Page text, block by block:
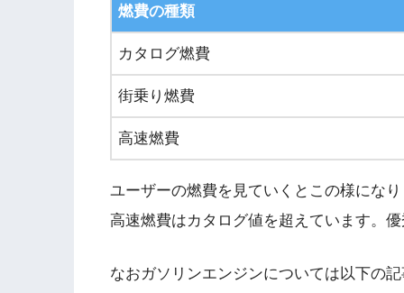
燃費の種類
カタログ燃費
街乗り燃費
高速燃費
ユーザーの燃費を見ていくとこの様にな
高速燃費はカタログ値を超えています。
なおガソリンエンジンについては以下の